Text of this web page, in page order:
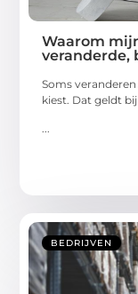
Waarom
veranderde,
Soms
kiest. Dat geldt
...
BEDRIJVEN